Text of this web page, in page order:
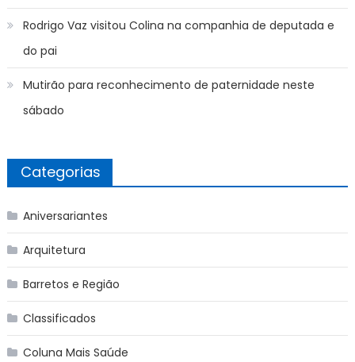
Rodrigo Vaz visitou Colina na companhia de deputada e
do pai
Mutirão para reconhecimento de paternidade neste
sábado
Categorias
Aniversariantes
Arquitetura
Barretos e Região
Classificados
Coluna Mais Saúde